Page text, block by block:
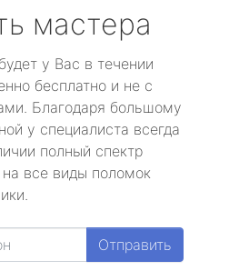
мастера
у Вас в течении
бесплатно и не с
Благодаря большому
у специалиста всегда
полный спектр
все виды поломок
Отправить